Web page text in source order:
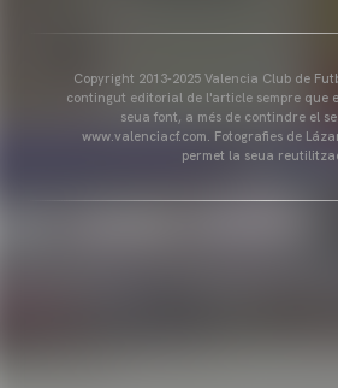
Copyright 2013-2025 Valencia Club de
contingut editorial de l'article sempre que
seua font, a més de contindre el
www.valenciacf.com. Fotografies de
permet la seua